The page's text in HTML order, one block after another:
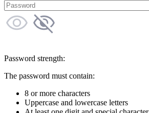
Password strength:
The password must contain:
8 or more characters
Uppercase and lowercase letters